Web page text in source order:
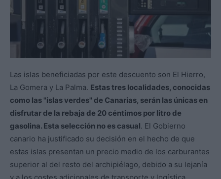
Las islas beneficiadas por este descuento son El Hierro,
La Gomera y La Palma. Estas tres localidades, conocidas
como las "islas verdes" de Canarias, serán las únicas en
disfrutar de la rebaja de 20 céntimos por litro de
gasolina. Esta selección no es casual. El Gobierno
canario ha justificado su decisión en el hecho de que
estas islas presentan un precio medio de los carburantes
superior al del resto del archipiélago, debido a su lejanía